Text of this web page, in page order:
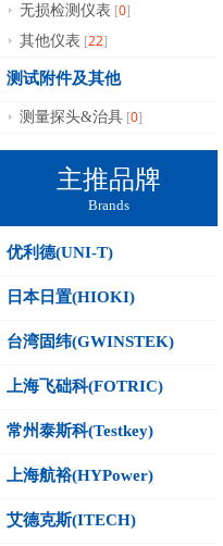
无损检测仪表 [0]
其他仪表 [22]
测试附件及其他
测量探头&治具 [0]
主推品牌
Brands
优利德(UNI-T)
日本日置(HIOKI)
台湾固纬(GWINSTEK)
上海飞础科(FOTRIC)
常州泰斯科(Testkey)
上海航裕(HYPower)
艾德克斯(ITECH)